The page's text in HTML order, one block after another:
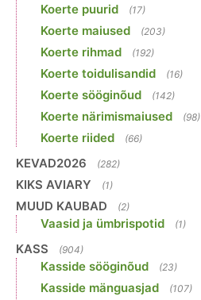
Koerte puurid (17)
Koerte maiused (203)
Koerte rihmad (192)
Koerte toidulisandid (16)
Koerte sööginõud (142)
Koerte närimismaiused (98)
Koerte riided (66)
KEVAD2026 (282)
KIKS AVIARY (1)
MUUD KAUBAD (2)
Vaasid ja ümbrispotid (1)
KASS (904)
Kasside sööginõud (23)
Kasside mänguasjad (107)